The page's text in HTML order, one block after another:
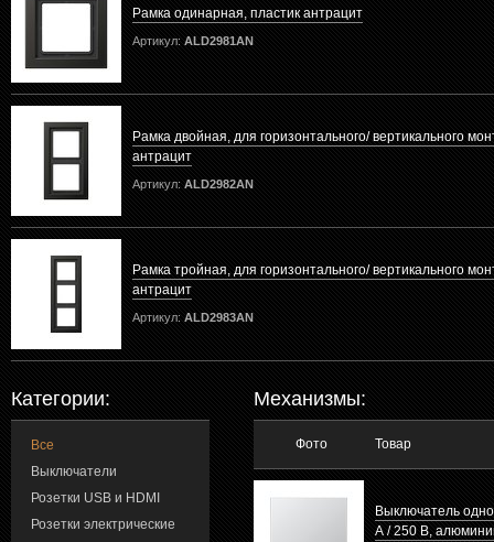
Рамка одинарная, пластик антрацит
Артикул: ALD2981AN
Рамка двойная, для горизонтального/ вертикального
антрацит
Артикул: ALD2982AN
Рамка тройная, для горизонтального/ вертикального
антрацит
Артикул: ALD2983AN
Категории:
Все
Выключатели
Розетки USB и HDMI
Розетки электрические
Механизмы:
Фото Товар
Выключатель
А / 250 В,